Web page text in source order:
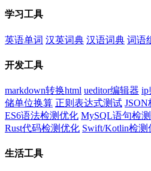
学习工具
英语单词 汉英词典 汉语词典 词语
开发工具
markdown转换html ueditor编辑器 ip
储单位换算 正则表达式测试
ES6语法检测优化 MySQL语句检
Rust代码检测优化 Swift/Kotlin检测
生活工具